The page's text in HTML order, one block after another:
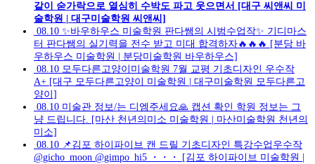
같이 숟가락으로 열심히 수박도 파고 웃으면서 [대구 씨앤씨 미
술학원 | 대구미술학원 씨앤씨]
08.10 ✨바우하우스 미술학원 판다쌤의 시범수업작✨ 기디마스
터 판다쌤의 실기력을 전수 받고 미대 합격하자🔥🔥🔥 [분당 바
우하우스 미술학원 | 분당미술학원 바우하우스]
08.10 모두다른고양이미술학원 7월 교평 기초디자인 우수작
A+ [대구 모두다른고양이 미술학원 | 대구미술학원 모두다른고
양이]
08.10 미술관 정보/는 디엠주세요🙏 캡션 확인 학원 정보는 그
냥 드립니다. [마산 천년의미소 미술학원 | 마산미술학원 천년의
미소]
08.10 📌김포 하이파이브 캔 드릴 기초디자인 특강수업우수작
@gicho_moon @gimpo_hi5 ・・・ [김포 하이파이브 미술학원 |